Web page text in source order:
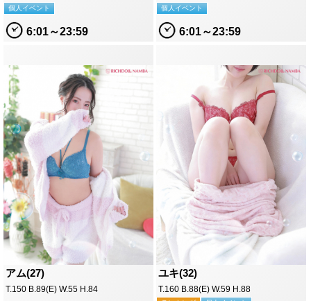
個人イベント
6:01～23:59
個人イベント
6:01～23:59
アム(27)
T.150 B.89(E) W.55 H.84
ユキ(32)
T.160 B.88(E) W.59 H.88